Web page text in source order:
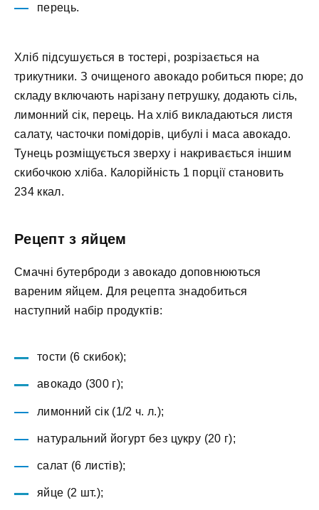
перець.
Хліб підсушується в тостері, розрізається на
трикутники. З очищеного авокадо робиться пюре; до
складу включають нарізану петрушку, додають сіль,
лимонний сік, перець. На хліб викладаються листя
салату, часточки помідорів, цибулі і маса авокадо.
Тунець розміщується зверху і накривається іншим
скибочкою хліба. Калорійність 1 порції становить
234 ккал.
Рецепт з яйцем
Смачні бутерброди з авокадо доповнюються
вареним яйцем. Для рецепта знадобиться
наступний набір продуктів:
тости (6 скибок);
авокадо (300 г);
лимонний сік (1/2 ч. л.);
натуральний йогурт без цукру (20 г);
салат (6 листів);
яйце (2 шт.);